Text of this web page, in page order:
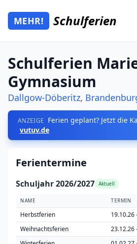
Zum Hauptinhalt springen
Mehr Schulferien
MEHR! Schulferien
Schulferien
Gymnasium
Dallgow-Döberitz,
ANZEIGE Ferien geplant? Jetzt die
vutuv.de
Ferientermine
Schuljahr 2026/2027 Aktuell
NAME TERMIN
Herbstferien 19.10.26
Weihnachtsferien
23.12.26